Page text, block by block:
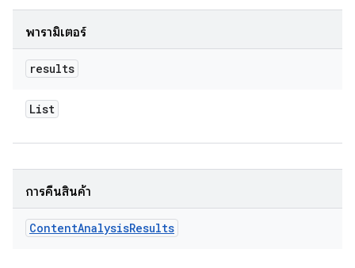
พารามิเตอร์
results
List
การคืนสินค้า
ContentAnalysisResults